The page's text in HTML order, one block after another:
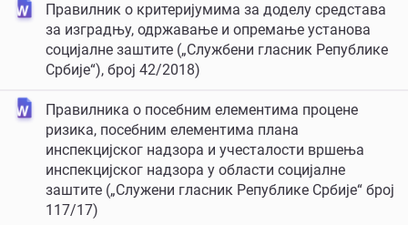
Правилник о критеријумима за доделу средстава
за изградњу, одржавање и опремање установа
социјалне заштите („Службени гласник Републике
Србије“), број 42/2018)
Правилника о посебним елементима процене
ризика, посебним елементима плана
инспекцијског надзора и учесталости вршења
инспекцијског надзора у области социјалне
заштите („Служени гласник Републике Србије“ број
117/17)